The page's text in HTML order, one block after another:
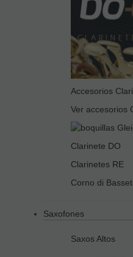
Accesorios
Ver accesorios
Clarinete DO
Clarinetes RE
Corno di
Saxofones
Saxos Altos